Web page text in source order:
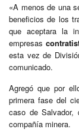
«A menos de una
beneficios de los
que aceptara la
empresas
esta vez de
comunicado.
Agregó que por
primera fase del
caso de Salvador,
compañía minera.